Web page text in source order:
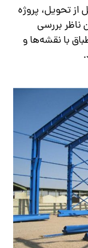
از تحویل، پروژه
ناظر بررسی
با نقشه‌ها و